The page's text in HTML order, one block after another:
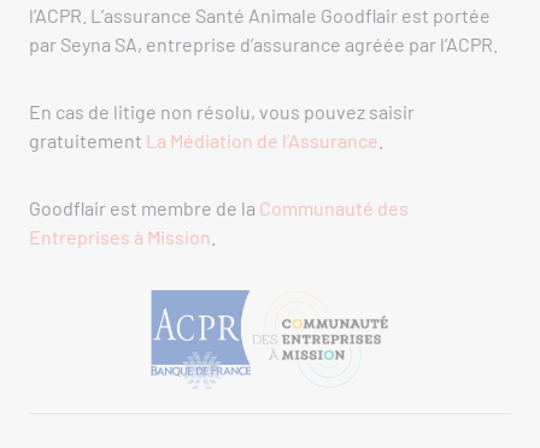
l’ACPR. L’assurance Santé Animale Goodflair est portée
par Seyna SA, entreprise d’assurance agréée par l’ACPR.
En cas de litige non résolu, vous pouvez saisir
gratuitement La Médiation de l’Assurance
Goodflair est membre de la Communauté des
Entreprises à Mission